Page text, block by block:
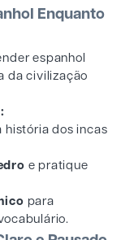
Enquanto
espanhol
da civilização
história dos incas
e pratique
para